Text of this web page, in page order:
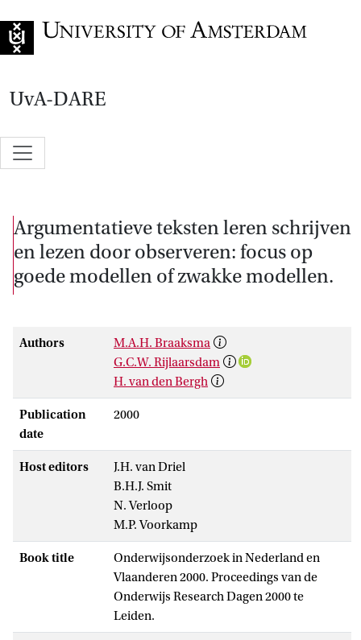
UvA-DARE
Argumentatieve teksten leren schrijven
en lezen door observeren: focus op
goede modellen of zwakke modellen.
Authors
M.A.H. Braaksma
G.C.W. Rijlaarsdam
H. van den Bergh
Publication
date
2000
Host editors
J.H. van Driel
B.H.J. Smit
N. Verloop
M.P. Voorkamp
Book title
Onderwijsonderzoek in Nederland en
Vlaanderen 2000. Proceedings van de
Onderwijs Research Dagen 2000 te
Leiden.